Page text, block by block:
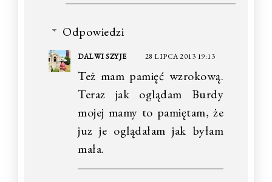
Odpowiedzi
DALWI SZYJE 28 LIPCA 2013 19:13
Też mam pamięć wzrokową.
Teraz jak oglądam Burdy
mojej mamy to pamiętam, że
juz je oglądałam jak byłam
mała.